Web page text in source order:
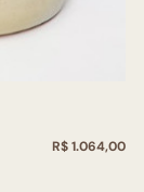
R$ 1.064,00